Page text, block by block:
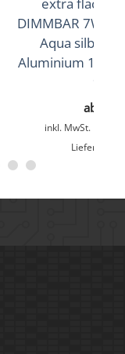
DIMMBAR 7W
Aqua silber-
Aluminium 120°
ab
inkl. MwSt.
Lieferzeit: